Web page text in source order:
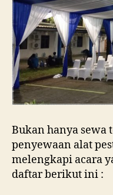
Bukan hanya sewa
penyewaan alat
melengkapi acara
daftar berikut ini :